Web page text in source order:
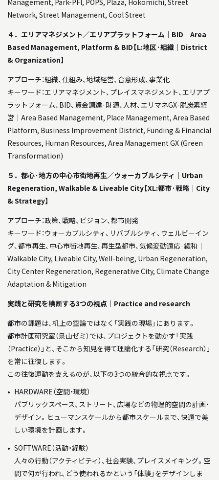
Network, Street Management, Cool Street
４．エリアマネジメント／エリアプラットフォーム｜BID｜Area
Based Management, Platform & BID【L:地区·組織｜District
& Organization】
アプローチ：組織、仕組み、地域経営、合意形成、事業化
キーワード：エリアマネジメント、プレイスマネジメント、エリアプ
ラットフォーム、BID、資金調達·財源、人材、エリマネGX·脱炭素経
営｜Area Based Management, Place Management, Area Based
Platform, Business Improvement District, Funding & Financial
Resources, Human Resources, Area Management GX (Green
Transformation)
５．都心·地方の中心市街地再生／ウォーカブルシティ｜Urban
Regeneration, Walkable & Liveable City【XL:都市·戦略｜City
& Strategy】
アプローチ：政策、戦略、ビジョン、都市開発
キーワード：ウォーカブルシティ、リバブルシティ、ウェルビーイン
グ、都市再生、中心市街地再生、再生型都市、気候変動適応·緩和｜
Walkable City, Liveable City, Well-being, Urban Regeneration,
City Center Regeneration, Regenerative City, Climate Change
Adaptation & Mitigation
実践と研究を横断する3つの視点｜Practice and research
都市の課題は、机上の空論ではなく「実践の現場」にあります。
都市計画研究室（泉山ゼミ）では、プロジェクトを動かす「実践
（Practice）」と、そこから知見を得て理論化する「研究（Research）」
を常に往復します。
この往復運動を支えるのが、以下の3つの統合的な視点です。
HARDWARE（空間・環境）
パブリックスペース、ストリート、広場などの物理的空間の計画・
デザイン。ヒューマンスケールから都市スケールまで、快適で美
しい環境を計画します。
SOFTWARE（活動・経験）
人々の行動（アクティビティ）、社会実験、プレイスメイキング。空
間で何が行われ、どう使われるかという「体験」をデザインしま